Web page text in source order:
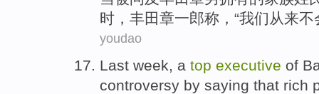
时， 丰田章一郎称 ，“我们 从来不
youdao
Last week, a top executive of
controversy by saying that rich